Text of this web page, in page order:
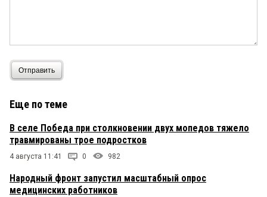
Отправить
Еще по теме
В селе Победа при столкновении двух мопедов тяжело
травмированы трое подростков
4 августа 11:41 0 982
Народный фронт запустил масштабный опрос
медицинских работников